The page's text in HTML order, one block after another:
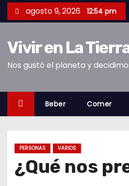
a
c
agosto 9, 2026 12:54 pm
Vivir en La
Nos gustó el planeta y
Beber Comer
PERSONAS VARIOS
¿Qué nos